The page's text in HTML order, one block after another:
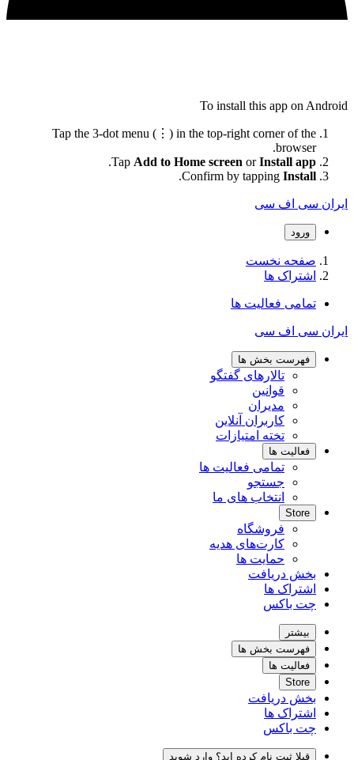
To install this app on Android
Tap the 3-dot menu (⋮) in the top-right corner of the
browser.
Tap Add to Home screen orInstall app
.
Confirm by tapping Install
.
ایران سی اف سی
ورود
صفحه نخست
اشتراک ها
تمامی فعالیت ها
ایران سی اف سی
فهرست بخش ها
تالارهای گفتگو
قوانین
مدیران
کاربران آنلاین
تخته امتیازات
فعالیت ها
تمامی فعالیت ها
جستجو
انتخاب های ما
Store
فروشگاه
کارت‌های هدیه
حمایت ها
بخش دریافت
اشتراک ها
چت باکس
بیشتر
فهرست بخش ها
فعالیت ها
Store
بخش دریافت
اشتراک ها
چت باکس
قبلا ثبت نام کرده اید؟ وارد شوید